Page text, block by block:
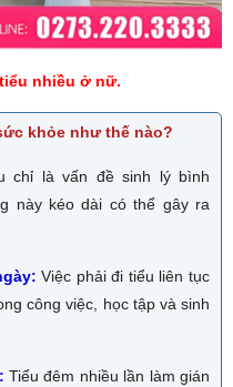
nhiều ở nữ.
khỏe như thế nào?
chỉ là vấn đề sinh lý bình
này kéo dài có thể gây ra
Việc phải đi tiểu liên tục
công việc, học tập và sinh
Tiểu đêm nhiều lần làm gián